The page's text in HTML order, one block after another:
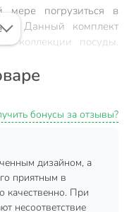
погрузиться в
Данный комплект
в коллекции посуды.
бонусы за отзывы?
дизайном, а
приятным в
качественно. При
несоответствие